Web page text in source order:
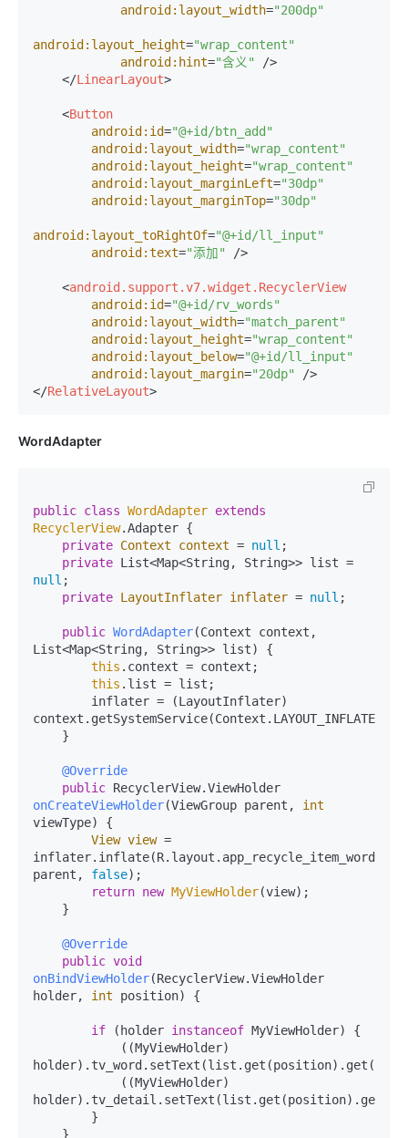
android:layout_width="200dp"
android:layout_height="wrap_content"
android:hint="含义"
/>
</LinearLayout>
<Button
android:id="@+id/btn_add"
android:layout_width="wrap_content"
android:layout_height="wrap_content"
android:layout_marginLeft="30dp"
android:layout_marginTop="30dp"
android:layout_toRightOf="@+id/ll_input"
android:text="添加" />
<android.support.v7.widget.RecyclerView
android:id="@+id/rv_words"
android:layout_width="match_parent"
android:layout_height="wrap_content"
android:layout_below="@+id/ll_input"
android:layout_margin="20dp"
/>
</RelativeLayout>
WordAdapter
public class WordAdapter extends
RecyclerView.Adapter {
private Context context = null ;
private
null ;
private LayoutInflater inflater = null ;
public WordAdapter(Context context,
List<Map<String, String>> list)
{
this .context = context;
this .list = list;
@Override
public
onCreateViewHolder(ViewGroup parent, int
viewType)
{
View view =
inflater.inflate(R.layout.app_recycle_item_words,
parent, false);
return new MyViewHolder(view);
@Override
public void
onBindViewHolder(RecyclerView.ViewHolder
holder, int position) {
if (holder instanceof MyViewHolder) {
holder).tv_word.setText(list.get(position).get(
holder).tv_detail.setText(list.get(position).get(